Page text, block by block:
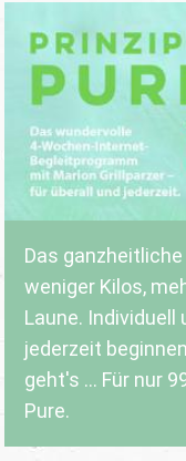
Das
weniger Kilos,
Laune. Individuell
jederzeit
geht's ... Für nur
Pure.